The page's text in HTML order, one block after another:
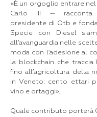
«È un orgoglio entrare
Carlo III — racconta
presidente di Otb e
Specie con Diesel
all’avanguardia nelle
moda con l’adesione al
la blockchain che traccia
fino all’agricoltura della
in Veneto: cento ettari
vino e ortaggi».
Quale contributo porterà